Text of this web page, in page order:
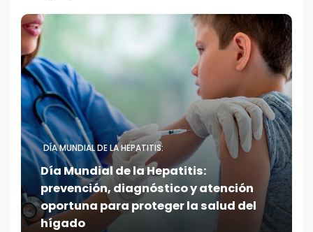
DÍA MUNDIAL DE LA HEPATITIS:
Día Mundial de la Hepatitis:
prevención, diagnóstico y atención
oportuna para proteger la salud del
hígado